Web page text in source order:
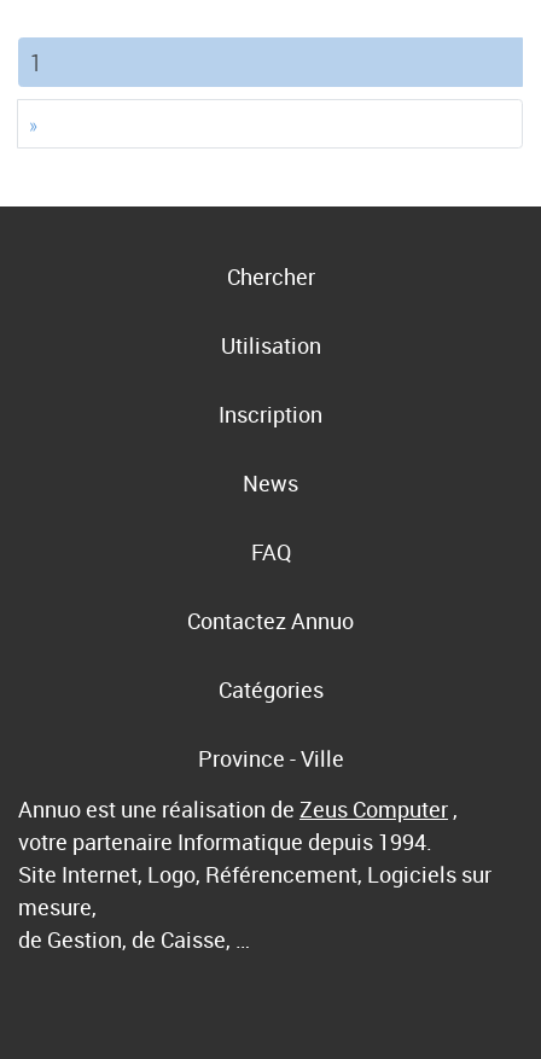
1
»
Chercher
Utilisation
Inscription
News
FAQ
Contactez Annuo
Catégories
Province - Ville
Annuo est une réalisation de Zeus Computer ,
votre partenaire Informatique depuis 1994.
Site Internet, Logo, Référencement, Logiciels sur
mesure,
de Gestion, de Caisse, …